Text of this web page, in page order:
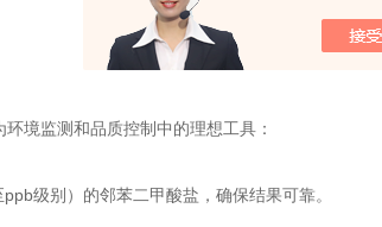
境监测和品质控制中的理想工具：
级别）的邻苯二甲酸盐，确保结果可靠。